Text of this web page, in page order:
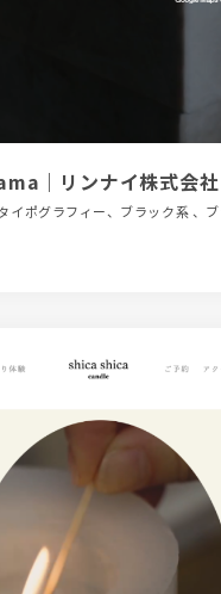
｜リンナイ株式会社